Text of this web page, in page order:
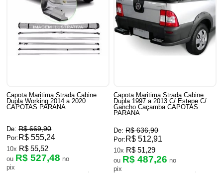
Capota Maritima Strada Cabine
Dupla Working 2014 a 2020
CAPOTAS PARANA
De: R$ 669,90
Por: R$ 555,24
10x R$ 55,52
ou R$ 527,48 no
pix
Capota Maritima Strada Cabine
Dupla 1997 a 2013 C/ Estepe C/
Gancho Caçamba CAPOTAS
PARANA
De: R$ 636,90
Por: R$ 512,91
10x R$ 51,29
ou R$ 487,26 no
pix